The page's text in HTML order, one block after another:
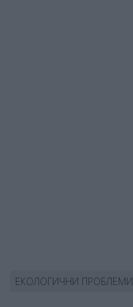
ЕКОЛОГИЧНИ ПРОБЛЕМИ